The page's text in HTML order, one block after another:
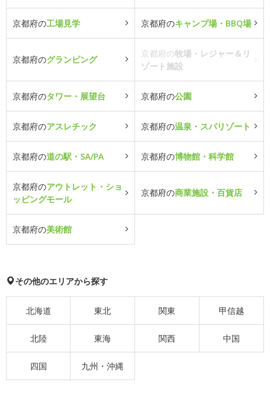
京都府の工場見学 京都府のキャンプ場・BBQ場
京都府のグランピング
京都府の牧場・レジャー＆リ
ゾート施設
京都府のタワー・展望台 京都府の公園
京都府のアスレチック 京都府の温泉・スパリゾート
京都府の道の駅・SA/PA 京都府の博物館・科学館
京都府のアウトレット・ショ
ッピングモール
京都府の商業施設・百貨店
京都府の美術館
その他のエリアから探す
北海道 東北 関東 甲信越
北陸 東海 関西 中国
四国 九州・沖縄